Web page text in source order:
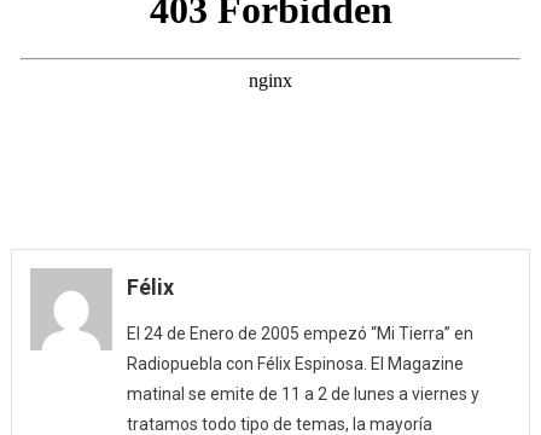
Félix
El 24 de Enero de 2005 empezó “Mi Tierra” en
Radiopuebla con Félix Espinosa. El Magazine
matinal se emite de 11 a 2 de lunes a viernes y
tratamos todo tipo de temas, la mayoría